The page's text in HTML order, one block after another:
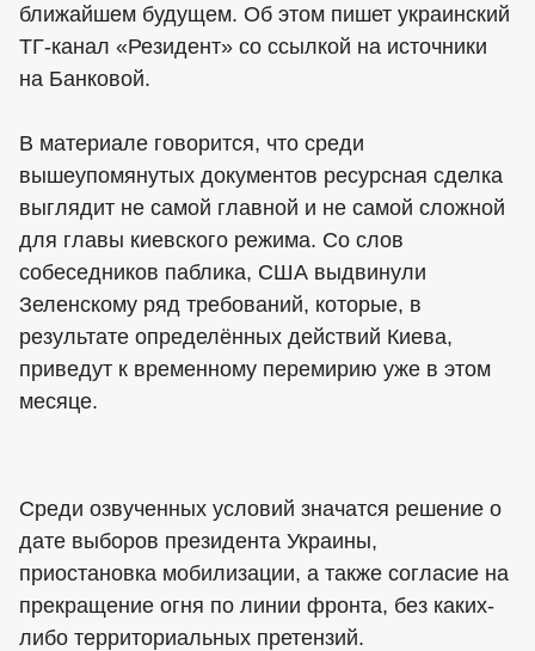
ближайшем будущем. Об этом пишет украинский
ТГ-канал «Резидент» со ссылкой на источники
на Банковой.
В материале говорится, что среди
вышеупомянутых документов ресурсная сделка
выглядит не самой главной и не самой сложной
для главы киевского режима. Со слов
собеседников паблика, США выдвинули
Зеленскому ряд требований, которые, в
результате определённых действий Киева,
приведут к временному перемирию уже в этом
месяце.
Среди озвученных условий значатся решение о
дате выборов президента Украины,
приостановка мобилизации, а также согласие на
прекращение огня по линии фронта, без каких-
либо территориальных претензий.